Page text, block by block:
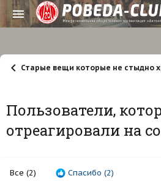
Старые вещи которые не стыдно
Пользователи,
отреагировали на
Все (2) Спасибо (2)